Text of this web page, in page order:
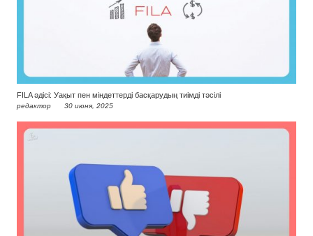
FILA әдісі: Уақыт пен міндеттерді басқарудың тиімді тәсілі
редактор 30 июня, 2025